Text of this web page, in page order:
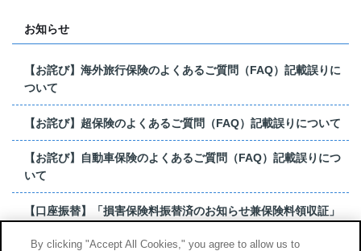
お知らせ
【お詫び】海外旅行保険のよくあるご質問（FAQ）記載誤りに
ついて
【お詫び】超保険のよくあるご質問（FAQ）記載誤りについて
【お詫び】自動車保険のよくあるご質問（FAQ）記載誤りにつ
いて
【口座振替】「損害保険料振替済のお知らせ兼保険料領収証」
By clicking "Accept All Cookies," you agree to allow us to